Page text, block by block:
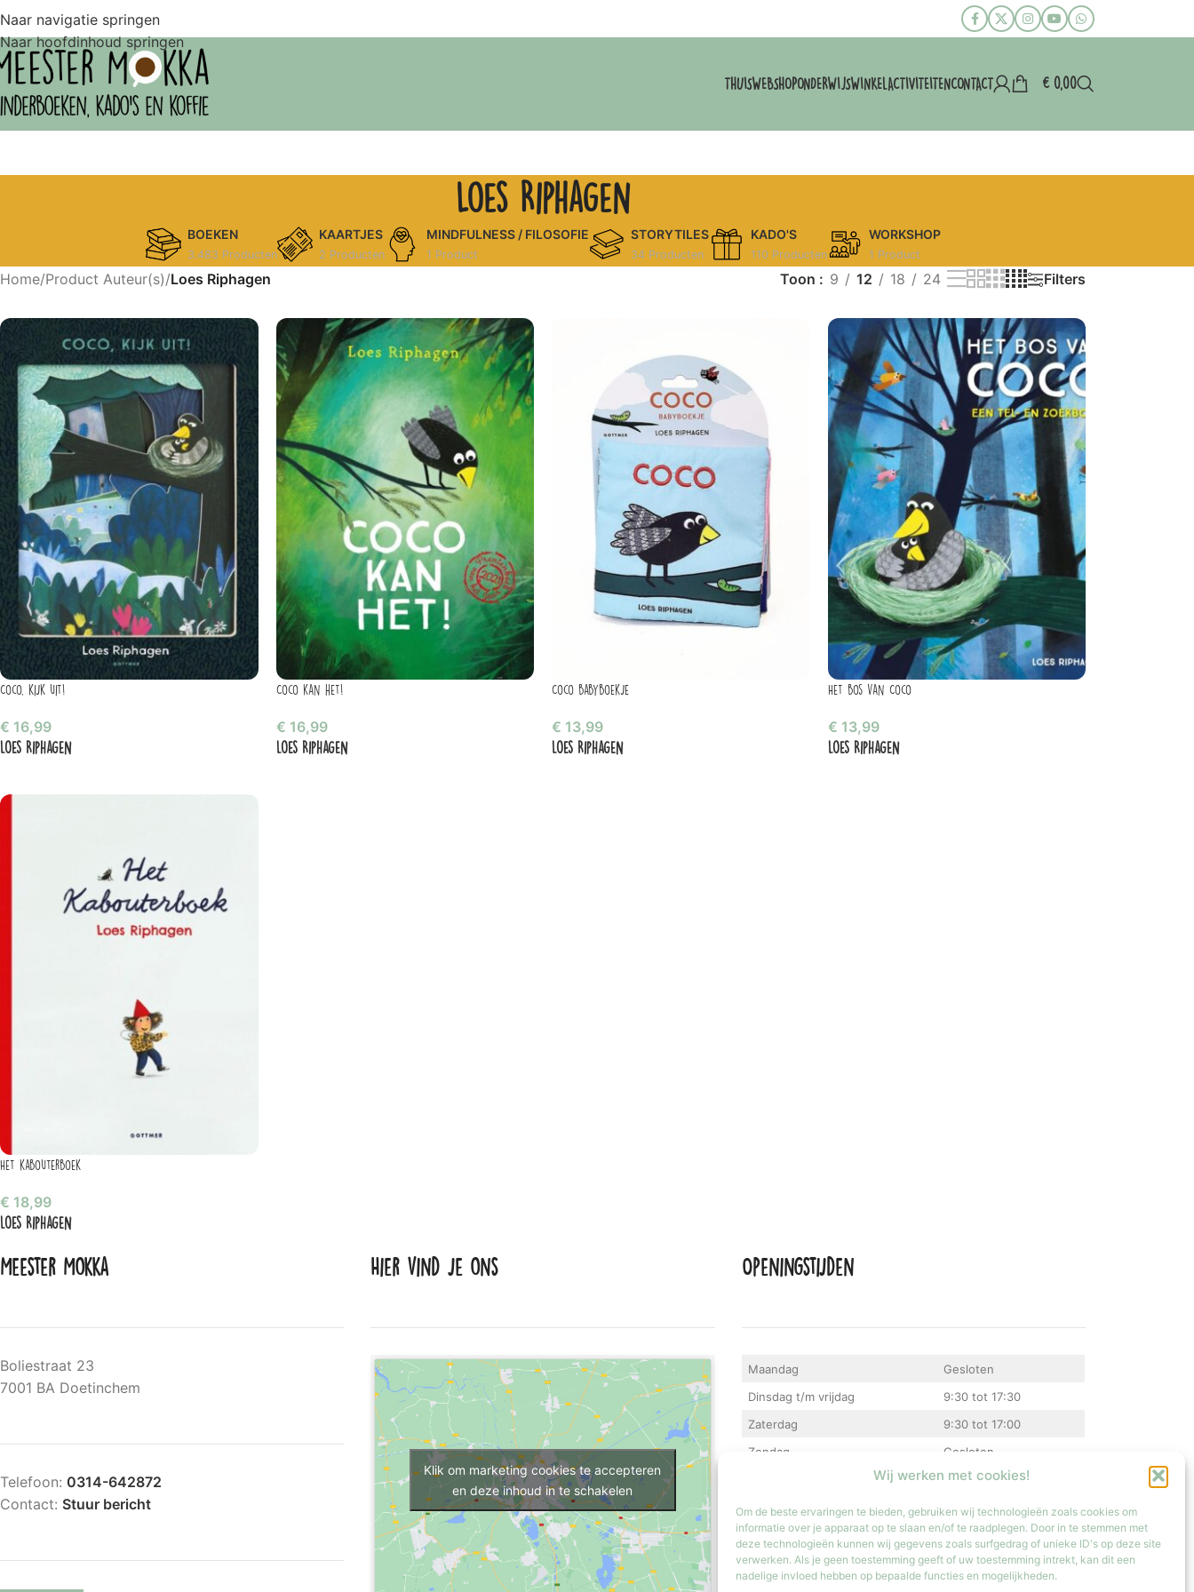
Wij werken met cookies!
Om de beste ervaringen te bieden, gebruiken wij technologieën zoals cookies om
informatie over je apparaat op te slaan en/of te raadplegen. Door in te stemmen met
deze technologieën kunnen wij gegevens zoals surfgedrag of unieke ID's op deze site
verwerken. Als je geen toestemming geeft of uw toestemming intrekt, kan dit een
nadelige invloed hebben op bepaalde functies en mogelijkheden.
Naar navigatie springen
Naar hoofdinhoud springen
THUISWEBSHOPONDERWIJSWINKELACTIVITEITENCONTACT €0,00
Loes Riphagen
BOEKEN
3.483 Producten
KAARTJES
2 Producten
MINDFULNESS / FILOSOFIE
1 Product
STORYTILES
34 Producten
KADO'S
110 Producten
WORKSHOP
1 Product
Home/Product Auteur(s)/Loes Riphagen Toon 9 12 18 24 Filters
Coco, kijk uit!
€ 16,99
Loes Riphagen
Coco kan het!
€ 16,99
Loes Riphagen
Coco babyboekje
€ 13,99
Loes Riphagen
Het bos van Coco
€ 13,99
Loes Riphagen
Het kabouterboek
€ 18,99
Loes Riphagen
Meester Mokka
Boliestraat 23
7001 BA Doetinchem
Telefoon: 0314-642872
Contact: Stuur bericht
Hier vind je ons
Klik om marketing cookies te accepteren
en deze inhoud in te schakelen
Openingstijden
Maandag
Gesloten
Dinsdag t/m vrijdag
9:30 tot 17:30
Zaterdag
9:30 tot 17:00
Zondag
Gesloten
Iedere laatste zondag van de maand van 12:00 tot 17:00